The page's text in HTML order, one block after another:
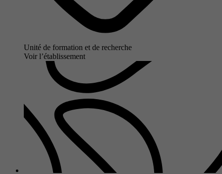
Unité de formation et de recherche
Voir l’établissement